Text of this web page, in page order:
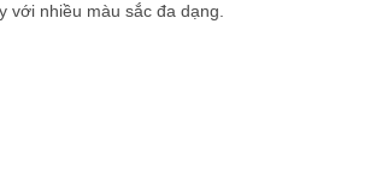
với nhiều màu sắc đa dạng.